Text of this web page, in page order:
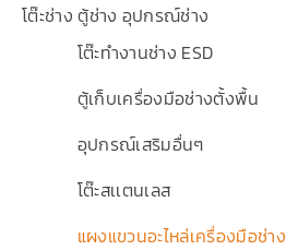
โต๊ะช่าง ตู้ช่าง อุปกรณ์ช่าง
โต๊ะทำงานช่าง ESD
ตู้เก็บเครื่องมือช่างตั้งพื้น
อุปกรณ์เสริมอื่นๆ
โต๊ะสเเตนเลส
แผงแขวนอะไหล่เครื่องมือช่าง